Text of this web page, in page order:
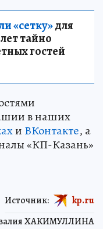
«сетку»для
тайно
гостей
в наших
и ВКонтакте, а
«КП-Казань»
ХАКИМУЛЛИНА
Источник: kp.ru